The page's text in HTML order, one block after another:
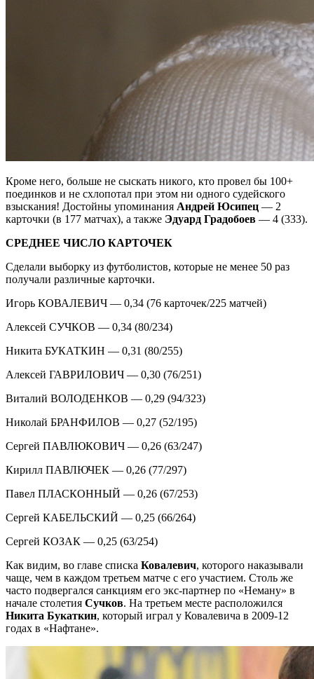
Кроме него, больше не сыскать никого, кто провел бы 100+
поединков и не схлопотал при этом ни одного судейского
взыскания! Достойны упоминания Андрей Юсипец — 2
карточки (в 177 матчах), а также Эдуард Градобоев — 4 (333).
СРЕДНЕЕ ЧИСЛО КАРТОЧЕК
Сделали выборку из футболистов, которые не менее 50 раз
получали различные карточки.
Игорь КОВАЛЕВИЧ — 0,34 (76 карточек/225 матчей)
Алексей СУЧКОВ — 0,34 (80/234)
Никита БУКАТКИН — 0,31 (80/255)
Алексей ГАВРИЛОВИЧ — 0,30 (76/251)
Виталий ВОЛОДЕНКОВ — 0,29 (94/323)
Николай БРАНФИЛОВ — 0,27 (52/195)
Сергей ПАВЛЮКОВИЧ — 0,26 (63/247)
Кирилл ПАВЛЮЧЕК — 0,26 (77/297)
Павел ПЛАСКОННЫЙ — 0,26 (67/253)
Сергей КАБЕЛЬСКИЙ — 0,25 (66/264)
Сергей КОЗАК — 0,25 (63/254)
Как видим, во главе списка Ковалевич, которого наказывали
чаще, чем в каждом третьем матче с его участием. Столь же
часто подвергался санкциям его экс-партнер по «Неману» в
начале столетия Сучков. На третьем месте расположился
Никита Букаткин, который играл у Ковалевича в 2009-12
годах в «Нафтане».